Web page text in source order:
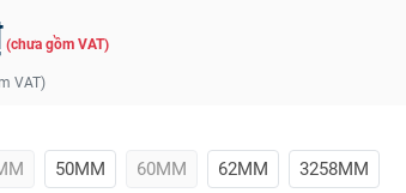
(chưa gồm VAT)
VAT)
50MM 60MM 62MM 3258MM